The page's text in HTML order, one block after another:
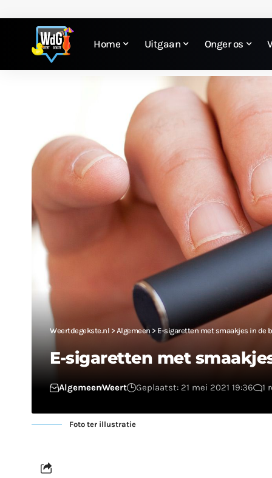
Home Uitgaan Onger os
Weertdegekste.nl > Algemeen > E-sigaretten met smaakjes in de
E-sigaretten met
AlgemeenWeert Geplaatst: 21 mei 2021 19:36 1
Foto ter illustratie